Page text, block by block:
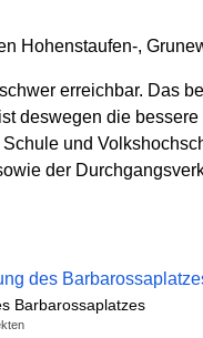
Hohenstaufen-,
erreichbar. Das
deswegen die
und
der
Barbarossaplatzes